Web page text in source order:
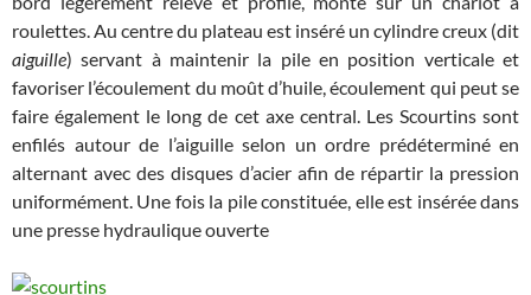
roulettes. Au centre du plateau est inséré un cylindre creux (dit
aiguille) servant à maintenir la pile en position verticale et
favoriser l’écoulement du moût d’huile, écoulement qui peut se
faire également le long de cet axe central. Les Scourtins sont
enfilés autour de l’aiguille selon un ordre prédéterminé en
alternant avec des disques d’acier afin de répartir la pression
uniformément. Une fois la pile constituée, elle est insérée dans
une presse hydraulique ouverte